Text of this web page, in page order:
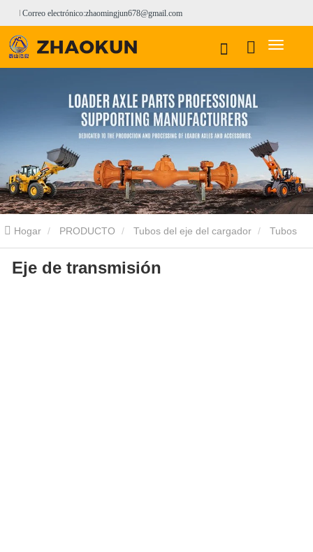
Correo electrónico:zhaomingjun678@gmail.com
Hogar PRODUCTO Tubos del eje del cargador Tubos
de eje de cargador ENSIGN Eje de transmisión
Eje de transmisión